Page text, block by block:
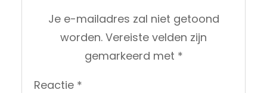
Je e-mailadres zal niet getoond
worden. Vereiste velden zijn
gemarkeerd met *
Reactie *